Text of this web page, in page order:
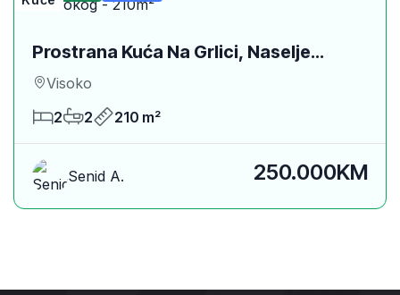
Prostrana Kuća Na Grlici, Naselje
Hlapćevići, Moštre Kod Visokog -
Visoko
2
2 210 m²
Senid A. 250.000KM